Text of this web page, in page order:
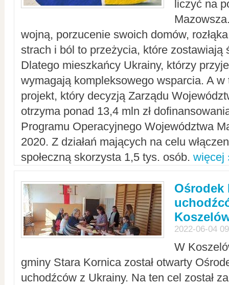
liczyć na
wojną, porzucenie swoich domów,
strach i ból to przeżycia, które zostawiają
Dlatego mieszkańcy Ukrainy, którzy
wymagają kompleksowego wsparcia. A w
projekt, który decyzją Zarządu
otrzyma ponad 13,4 mln zł
Programu Operacyjnego Województwa
2020. Z działań mających na celu
społeczną skorzysta 1,5 tys. osób. więcej
Ośrodek
2022-06-04
W
gminy Stara Kornica został otwarty
uchodźców z Ukrainy. Na ten cel został